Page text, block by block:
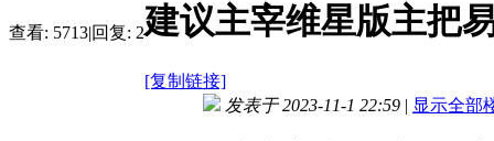
查看: 5713|回复: 2建议主宰维星版主把
[复制链接]
发表于 2023-11-1 22:59 | 显示全部